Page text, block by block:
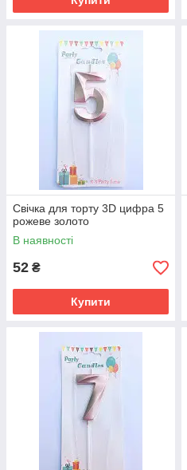
Свічка для торту 3D цифра 5
рожеве золото
В наявності
52 ₴
Купити